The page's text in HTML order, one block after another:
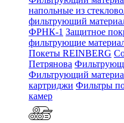
напольные из
фильтрующий
ФРНК-1 Защитное
фильтрующие
Покеты REINBERG
Петрянова
Фильтрующий
картриджи Фильтры
камер